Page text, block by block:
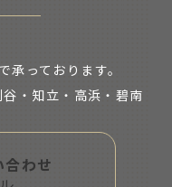
承っております。
・知立・ 高浜・碧南
わせ